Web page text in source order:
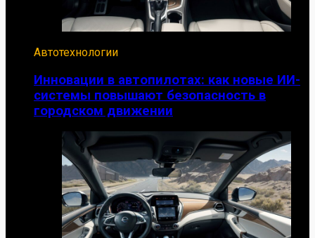
Автотехнологии
Инновации в автопилотах: как новые ИИ-
системы повышают безопасность в
городском движении